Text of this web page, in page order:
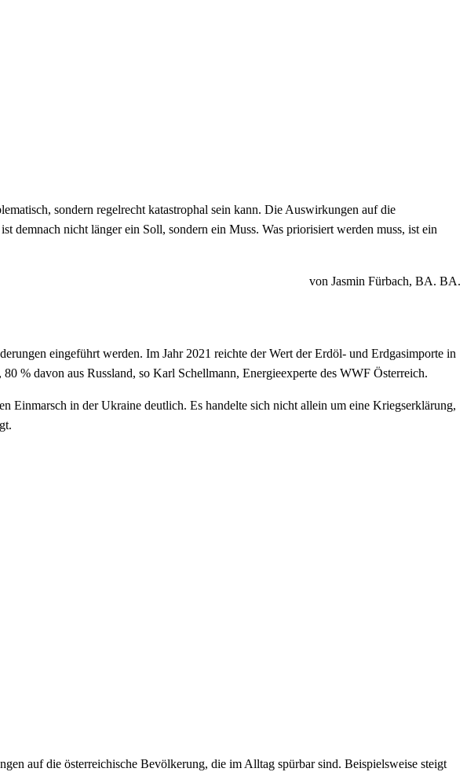
sondern regelrecht katastrophal sein kann. Die Auswirkungen auf die
demnach nicht länger ein Soll, sondern ein Muss. Was priorisiert werden muss, ist ein
von Jasmin Fürbach, BA. BA.
eingeführt werden. Im Jahr 2021 reichte der Wert der Erdöl- und Erdgasimporte in
% davon aus Russland, so Karl Schellmann, Energieexperte des WWF Österreich.
Einmarsch in der Ukraine deutlich. Es handelte sich nicht allein um eine Kriegserklärung,
auf die österreichische Bevölkerung, die im Alltag spürbar sind. Beispielsweise steigt